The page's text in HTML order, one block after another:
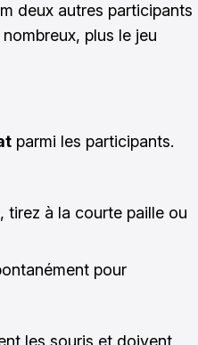
deux autres participants
plus le jeu
parmi les participants.
tirez à la courte paille ou
pour
les souris et doivent